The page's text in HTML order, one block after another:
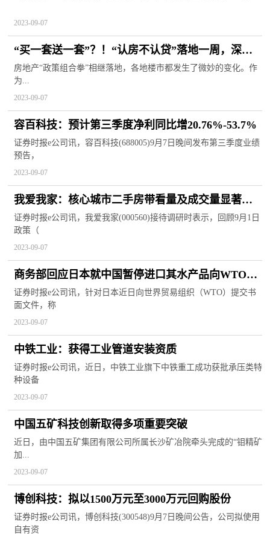
2023-09-07
“买一套送一套”？！“认房不认贷”落地一周，深圳
新房花式促销不断…
房地产“政策组合拳”相继落地，各地楼市都发生了微妙的变化。作
为...
2023-09-07
容百科技：预计第三季度净利同比增20.76%-53.7%
证券时报e公司讯，容百科技(688005)9月7日晚间发布第三季度业绩
预告，
2023-09-07
我爱我家：核心城市二手房带看量及成交量显著增
长
证券时报e公司讯，我爱我家(000560)接待调研时表示，回顾9月1日
政策（
2023-09-07
商务部回应日本就中国暂停进口其水产品向WTO提
交书面文件
证券时报e公司讯，针对日本近日向世界贸易组织（WTO）提交书
面文件，称
2023-09-07
中铁工业：获得工业管道安装资质
证券时报e公司讯，近日，中铁工业旗下中铁重工成功获批承压类特
种设备
2023-09-07
中国五矿科技创新取得多项重要突破
近日，由中国五矿集团有限公司所属长沙矿冶院牵头完成的“钼精矿
加...
2023-09-07
博创科技：拟以1500万元至3000万元回购股份
证券时报e公司讯，博创科技(300548)9月7日晚间公告，公司拟使用
自有资